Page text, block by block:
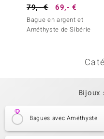
79,- € 69,- €
Bague en argent et
Améthyste de Sibérie
Bijoux
Bagues avec Améthyste